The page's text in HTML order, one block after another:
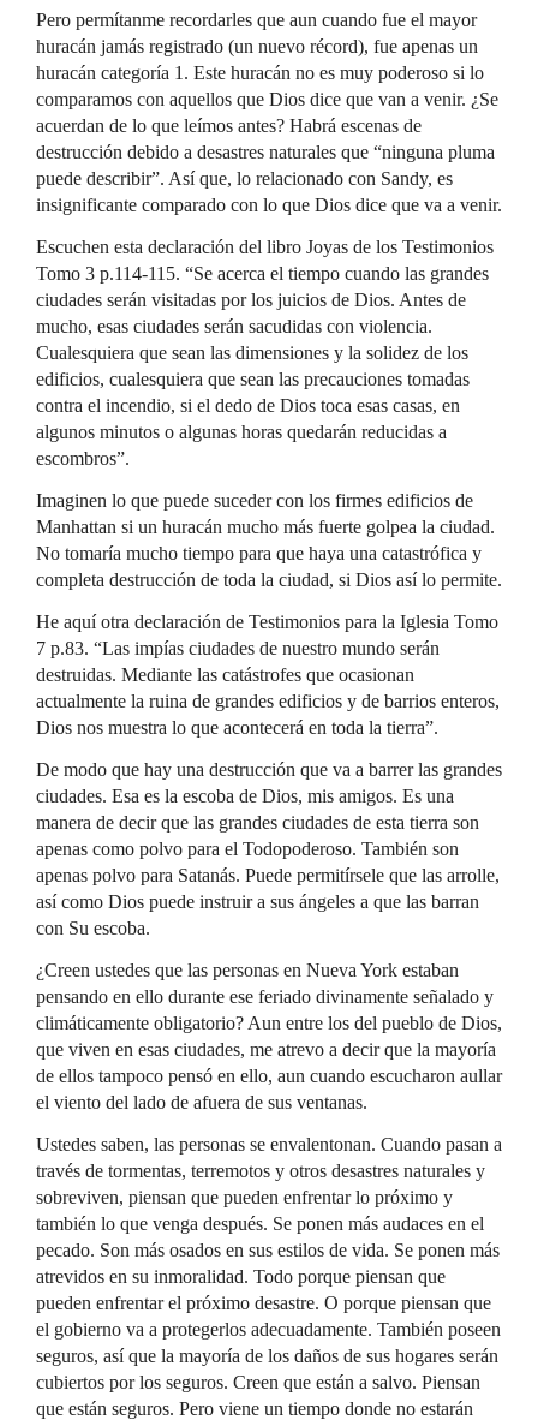
Pero permítanme recordarles que aun cuando fue el mayor
huracán jamás registrado (un nuevo récord), fue apenas un
huracán categoría 1. Este huracán no es muy poderoso si lo
comparamos con aquellos que Dios dice que van a venir. ¿Se
acuerdan de lo que leímos antes? Habrá escenas de
destrucción debido a desastres naturales que “ninguna pluma
puede describir”. Así que, lo relacionado con Sandy, es
insignificante comparado con lo que Dios dice que va a venir.
Escuchen esta declaración del libro Joyas de los Testimonios
Tomo 3 p.114-115. “Se acerca el tiempo cuando las grandes
ciudades serán visitadas por los juicios de Dios. Antes de
mucho, esas ciudades serán sacudidas con violencia.
Cualesquiera que sean las dimensiones y la solidez de los
edificios, cualesquiera que sean las precauciones tomadas
contra el incendio, si el dedo de Dios toca esas casas, en
algunos minutos o algunas horas quedarán reducidas a
escombros”.
Imaginen lo que puede suceder con los firmes edificios de
Manhattan si un huracán mucho más fuerte golpea la ciudad.
No tomaría mucho tiempo para que haya una catastrófica y
completa destrucción de toda la ciudad, si Dios así lo permite.
He aquí otra declaración de Testimonios para la Iglesia Tomo
7 p.83. “Las impías ciudades de nuestro mundo serán
destruidas. Mediante las catástrofes que ocasionan
actualmente la ruina de grandes edificios y de barrios enteros,
Dios nos muestra lo que acontecerá en toda la tierra”.
De modo que hay una destrucción que va a barrer las grandes
ciudades. Esa es la escoba de Dios, mis amigos. Es una
manera de decir que las grandes ciudades de esta tierra son
apenas como polvo para el Todopoderoso. También son
apenas polvo para Satanás. Puede permitírsele que las arrolle,
así como Dios puede instruir a sus ángeles a que las barran
con Su escoba.
¿Creen ustedes que las personas en Nueva York estaban
pensando en ello durante ese feriado divinamente señalado y
climáticamente obligatorio? Aun entre los del pueblo de Dios,
que viven en esas ciudades, me atrevo a decir que la mayoría
de ellos tampoco pensó en ello, aun cuando escucharon aullar
el viento del lado de afuera de sus ventanas.
Ustedes saben, las personas se envalentonan. Cuando pasan a
través de tormentas, terremotos y otros desastres naturales y
sobreviven, piensan que pueden enfrentar lo próximo y
también lo que venga después. Se ponen más audaces en el
pecado. Son más osados en sus estilos de vida. Se ponen más
atrevidos en su inmoralidad. Todo porque piensan que
pueden enfrentar el próximo desastre. O porque piensan que
el gobierno va a protegerlos adecuadamente. También poseen
seguros, así que la mayoría de los daños de sus hogares serán
cubiertos por los seguros. Creen que están a salvo. Piensan
que están seguros. Pero viene un tiempo donde no estarán